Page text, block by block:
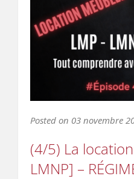
Posted on 03 novembre
(4/5) La
LMNP] –